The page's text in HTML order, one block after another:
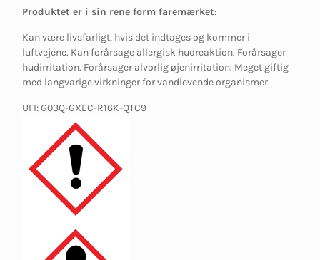
Produktet er i sin rene form faremærket:
Kan være livsfarligt, hvis det indtages og kommer i
luftvejene. Kan forårsage allergisk hudreaktion. Forårsager
hudirritation. Forårsager alvorlig øjenirritation. Meget giftig
med langvarige virkninger for vandlevende organismer.
UFI: G03Q-GXEC-R16K-QTC9